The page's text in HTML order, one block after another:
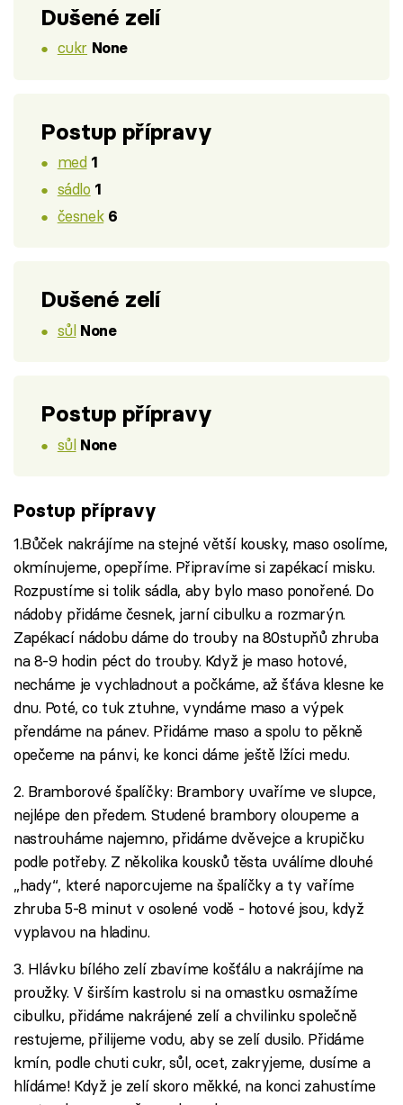
Dušené zelí
cukr None
Postup přípravy
med 1
sádlo 1
česnek 6
Dušené zelí
sůl None
Postup přípravy
sůl None
Postup přípravy
1.Bůček nakrájíme na stejné větší kousky, maso osolíme,
okmínujeme, opepříme. Připravíme si zapékací misku.
Rozpustíme si tolik sádla, aby bylo maso ponořené. Do
nádoby přidáme česnek, jarní cibulku a rozmarýn.
Zapékací nádobu dáme do trouby na 80stupňů zhruba
na 8-9 hodin péct do trouby. Když je maso hotové,
necháme je vychladnout a počkáme, až šťáva klesne ke
dnu. Poté, co tuk ztuhne, vyndáme maso a výpek
přendáme na pánev. Přidáme maso a spolu to pěkně
opečeme na pánvi, ke konci dáme ještě lžíci medu.
2. Bramborové špalíčky: Brambory uvaříme ve slupce,
nejlépe den předem. Studené brambory oloupeme a
nastrouháme najemno, přidáme dvěvejce a krupičku
podle potřeby. Z několika kousků těsta uválíme dlouhé
„hady“, které naporcujeme na špalíčky a ty vaříme
zhruba 5-8 minut v osolené vodě - hotové jsou, když
vyplavou na hladinu.
3. Hlávku bílého zelí zbavíme košťálu a nakrájíme na
proužky. V širším kastrolu si na omastku osmažíme
cibulku, přidáme nakrájené zelí a chvilinku společně
restujeme, přilijeme vodu, aby se zelí dusilo. Přidáme
kmín, podle chuti cukr, sůl, ocet, zakryjeme, dusíme a
hlídáme! Když je zelí skoro měkké, na konci zahustíme